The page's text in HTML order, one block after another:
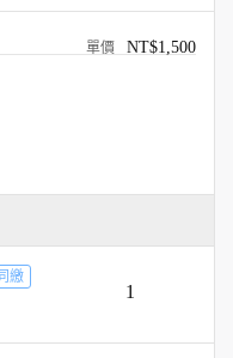
NT$1,500
繳
1